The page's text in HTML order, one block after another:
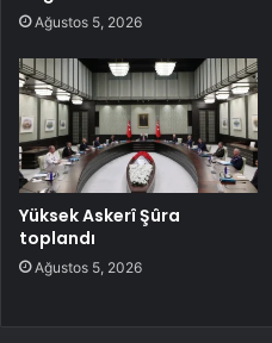
Ağustos 5, 2026
Yüksek Askerî Şûra
toplandı
Ağustos 5, 2026